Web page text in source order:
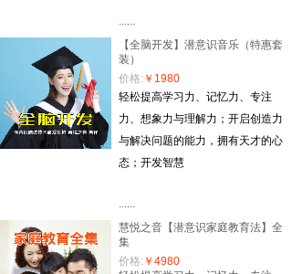
......
【全脑开发】潜意识音乐（特惠套
装）
价格: ￥1980
轻松提高学习力、记忆力、专注
力、想象力与理解力；开启创造力
与解决问题的能力，拥有天才的心
态；开发智慧
......
慧悦之音【潜意识家庭教育法】全
集
价格: ￥4980